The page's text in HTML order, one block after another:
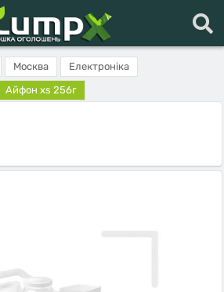
Москва
Електроніка
Айфон xs 256г